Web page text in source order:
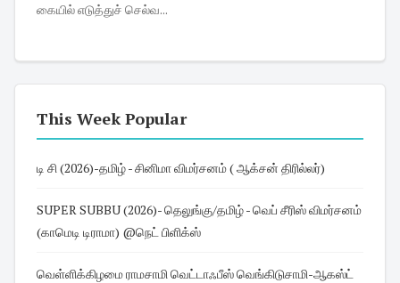
கையில் எடுத்துச் செல்வ...
This Week Popular
டி சி (2026)-தமிழ் - சினிமா விமர்சனம் ( ஆக்சன் திரில்லர்)
SUPER SUBBU (2026)- தெலுங்கு/தமிழ் - வெப் சீரிஸ் விமர்சனம்
(காமெடி டிராமா) @நெட் பிளிக்ஸ்
வெள்ளிக்கிழமை ராமசாமி வெட்டாஃபீஸ் வெங்கிடுசாமி-ஆகஸ்ட்